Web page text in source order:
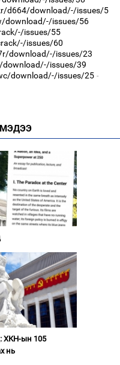
d664/download/-/issues/5
download/-/issues/56
issues/55
issues/60
download/-/issues/23
issues/39
download/-/issues/25
МЭДЭЭ
ХКН-ын 105
нь